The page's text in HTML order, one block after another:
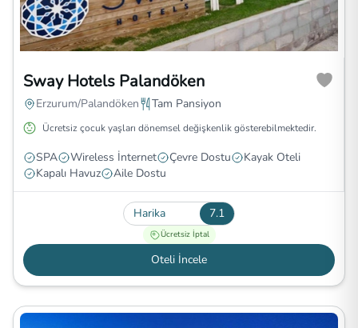
Sway Hotels Palandöken
Erzurum/Palandöken Tam Pansiyon
Ücretsiz çocuk yaşları dönemsel değişkenlik gösterebilmektedir.
SPA Wireless İnternet Çevre Dostu
Kayak Oteli
Kapalı Havuz
Aile Dostu
Harika 7.1
Ücretsiz İptal
Oteli İncele